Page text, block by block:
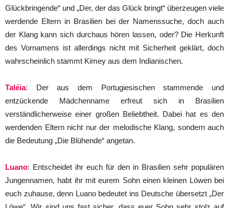
Glückbringende“ und „Der, der das Glück bringt“ überzeugen viele
werdende Eltern in Brasilien bei der Namenssuche, doch auch
der Klang kann sich durchaus hören lassen, oder? Die Herkunft
des Vornamens ist allerdings nicht mit Sicherheit geklärt, doch
wahrscheinlich stammt Kimey aus dem Indianischen.
Taléia: Der aus dem Portugiesischen stammende und
entzückende Mädchenname erfreut sich in Brasilien
verständlicherweise einer großen Beliebtheit. Dabei hat es den
werdenden Eltern nicht nur der melodische Klang, sondern auch
die Bedeutung „Die Blühende“ angetan.
Luano: Entscheidet ihr euch für den in Brasilien sehr populären
Jungennamen, habt ihr mit eurem Sohn einen kleinen Löwen bei
euch zuhause, denn Luano bedeutet ins Deutsche übersetzt „Der